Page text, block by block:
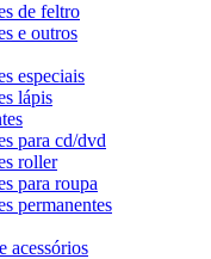
de feltro
e outros
especiais
lápis
para cd/dvd
roller
para roupa
permanentes
acessórios